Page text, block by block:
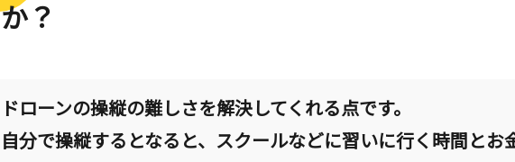
か？
ドローンの操縦の難しさを解決してくれる点です。
自分で操縦するとなると、スクールなどに習いに行く時間とお